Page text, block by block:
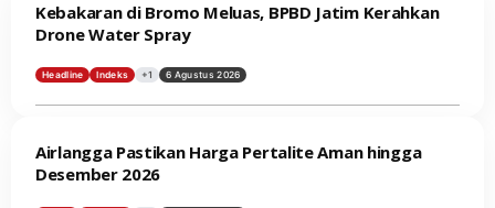
Kebakaran di Bromo Meluas, BPBD Jatim Kerahkan
Drone Water Spray
Headline Indeks +1 6 Agustus 2026
Airlangga Pastikan Harga Pertalite Aman hingga
Desember 2026